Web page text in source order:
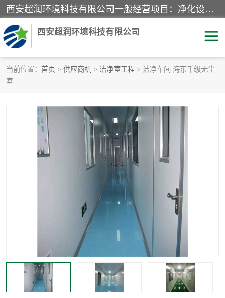
西安超润环境科技有限公司一般经营项目：净化设备、厨房设备、五金机电设备、不锈钢制品、彩钢夹心板、水处理设备的研发、销售；空气净化设备、办公设备、通风设备、建筑材料、金属材料的销售；净化工程、钢结构工程、机电设备工程的设计与施工及技术咨询服务；货物及技术的进出口的业务经营。
西安超润环境科技有限公司
当前位置： 首页 > 供应商机 > 洁净室工程 > 洁净车间 海东千级无尘
室
粉尘废气净化 洁净室工程
净化车间工程 GMP车间